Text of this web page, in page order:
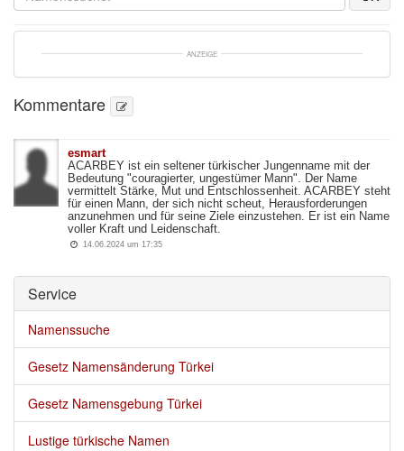
ANZEIGE
Kommentare
esmart
ACARBEY ist ein seltener türkischer Jungenname mit der
Bedeutung "couragierter, ungestümer Mann". Der Name
vermittelt Stärke, Mut und Entschlossenheit. ACARBEY steht
für einen Mann, der sich nicht scheut, Herausforderungen
anzunehmen und für seine Ziele einzustehen. Er ist ein Name
voller Kraft und Leidenschaft.
14.06.2024 um 17:35
Service
Namenssuche
Gesetz Namensänderung Türkei
Gesetz Namensgebung Türkei
Lustige türkische Namen